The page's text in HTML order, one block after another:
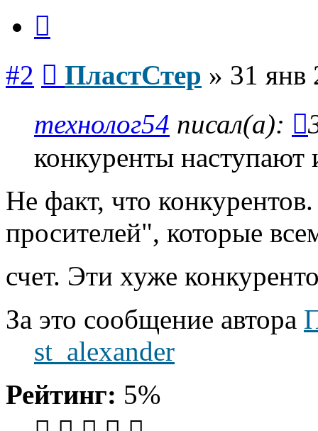
#2 ПластСтер » 31 янв
технолог54 писал(а):
конкуренты наступают
Не факт, что
просителей", которые
счет. Эти хуже
За это сообщение автора
st_alexander
Рейтинг: 5%